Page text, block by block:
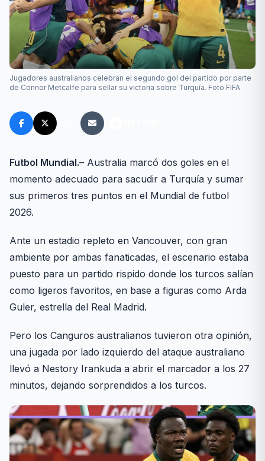
Jugadores australianos celebran el segundo gol del partido por parte
de Connor Metcalfe para sellar su victoria sobre Turquía. Foto FIFA
Futbol Mundial.– Australia marcó dos goles en el
momento adecuado para sacudir a Turquía y sumar
sus primeros tres puntos en el Mundial de futbol
2026.
Ante un estadio repleto en Vancouver, con gran
ambiente por ambas fanaticadas, el escenario estaba
puesto para un partido rispido donde los turcos salían
como ligeros favoritos, en base a figuras como Arda
Guler, estrella del Real Madrid.
Pero los Canguros australianos tuvieron otra opinión,
una jugada por lado izquierdo del ataque australiano
llevó a Nestory Irankuda a abrir el marcador a los 27
minutos, dejando sorprendidos a los turcos.